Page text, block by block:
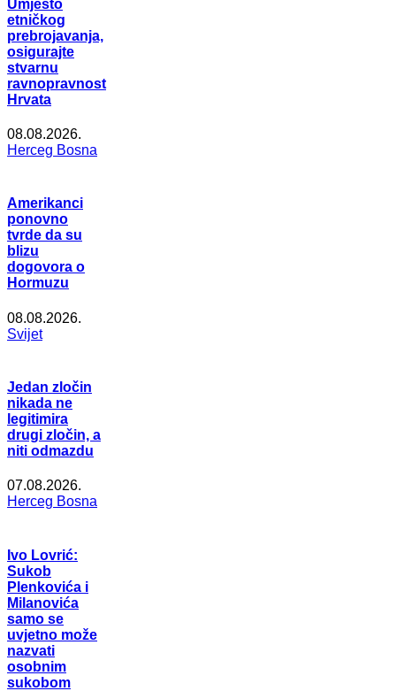
Umjesto
etničkog
prebrojavanja,
osigurajte
stvarnu
ravnopravnost
Hrvata
08.08.2026.
Herceg Bosna
Amerikanci
ponovno
tvrde da su
blizu
dogovora o
Hormuzu
08.08.2026.
Svijet
Jedan zločin
nikada ne
legitimira
drugi zločin, a
niti odmazdu
07.08.2026.
Herceg Bosna
Ivo Lovrić:
Sukob
Plenkovića i
Milanovića
samo se
uvjetno može
nazvati
osobnim
sukobom